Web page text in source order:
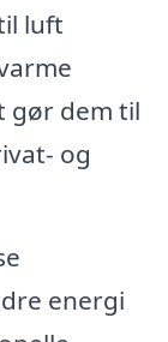
luft
gør dem til
og
energi